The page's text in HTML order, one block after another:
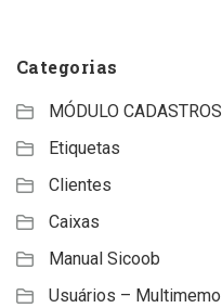
Categorias
MÓDULO CADASTROS
Etiquetas
Clientes
Caixas
Manual Sicoob
Usuários – Multimemo